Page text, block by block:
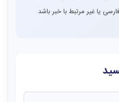
یا غیر مرتبط با خبر باشد